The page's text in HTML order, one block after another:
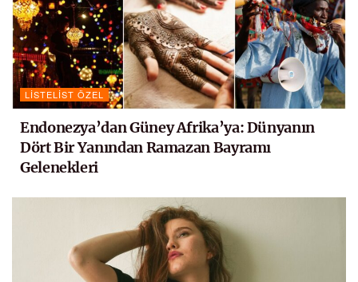
LISTELIST ÖZEL
Endonezya’dan Güney Afrika’ya: Dünyanın
Dört Bir Yanından Ramazan Bayramı
Gelenekleri